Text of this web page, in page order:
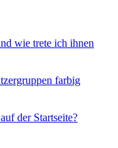
wie trete ich ihnen
farbig
der Startseite?